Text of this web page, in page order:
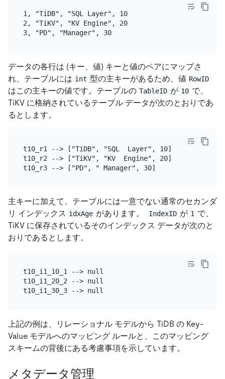
1, "TiDB", "SQL Layer", 10
2, "TiKV", "KV Engine", 20
3, "PD", "Manager", 30
データの各行は (キー、値) キーと値のペアにマップさ
れ、テーブルには int 型の主キーがあるため、値 RowID
はこの主キーの値です。テーブルの TableID が 10 で、
TiKV に格納されているテーブル データが次のとおりであ
るとします。
t10_r1 --> ["TiDB", "SQL  Layer", 10]
t10_r2 --> ["TiKV", "KV  Engine", 20]
主キーに加えて、テーブルには一意でない通常のセカンダ
リ インデックス idxAge があります。 IndexID が 1 で、
TiKV に保存されているそのインデックス データが次のと
おりであるとします。
t10_i1_10_1 --> null
t10_i1_20_2 --> null
上記の例は、リレーショナル モデルから TiDB の Key-
Value モデルへのマッピング ルールと、このマッピング
スキームの背後にある考慮事項を示しています。
メタデータ管理